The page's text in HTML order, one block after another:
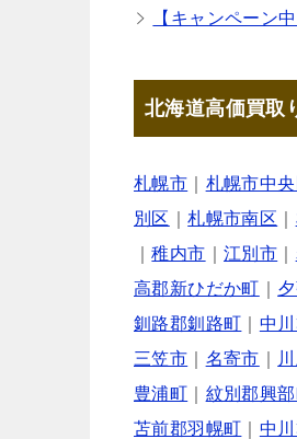
【キャンペーン
北海道高価買取
札幌市 札幌市中
別区
｜札幌市南区
｜稚内市 ｜江別市
高郡新ひだか町
釧路郡釧路町
中
三笠市
名寄市
豊浦町
紋別郡興
苫前郡羽幌町
中